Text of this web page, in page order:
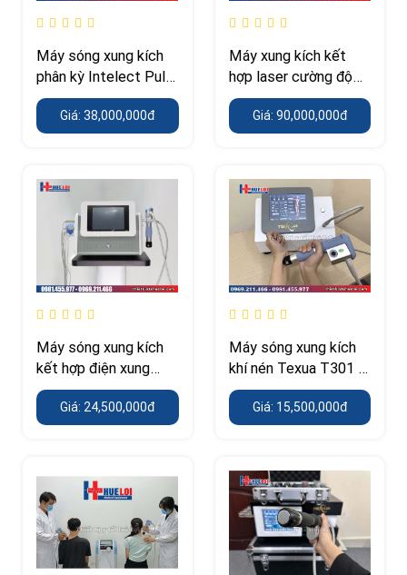
Máy sóng xung kích
phân kỳ Intelect Puls
30 – 13 đầu điều trị,
áp suất tới 10 Bar
Giá: 38,000,000đ
Máy xung kích kết
hợp laser cường độ
cao
Giá: 90,000,000đ
Máy sóng xung kích
kết hợp điện xung
Texua – 2 công nghệ
trên 1 thân máy
Giá: 24,500,000đ
Máy sóng xung kích
khí nén Texua T301 –
350 W, áp suất 0,5–8
Giá: 15,500,000đ